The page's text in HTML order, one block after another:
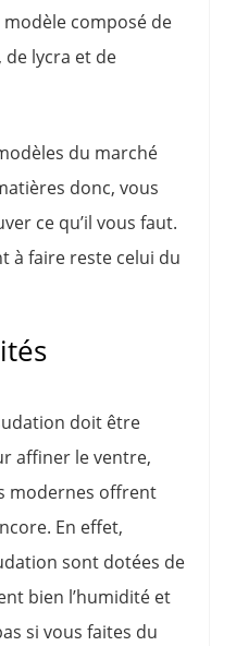
composé de
lycra et de
du marché
donc, vous
ce qu’il vous faut.
à faire reste celui du
doit être
affiner le ventre,
modernes offrent
En effet,
sont dotées de
bien l’humidité et
si vous faites du